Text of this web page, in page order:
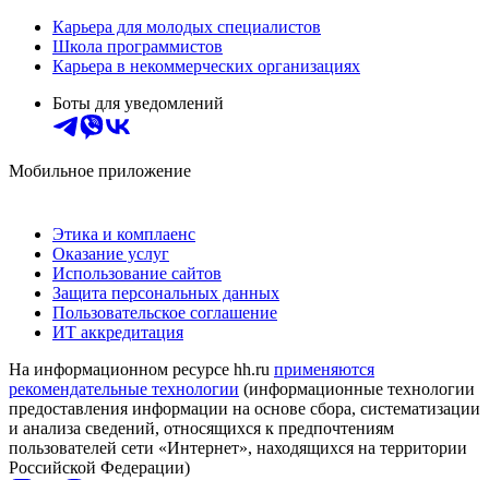
Карьера для молодых специалистов
Школа программистов
Карьера в некоммерческих организациях
Боты для уведомлений
Мобильное приложение
Этика и комплаенс
Оказание услуг
Использование сайтов
Защита персональных данных
Пользовательское соглашение
ИТ аккредитация
На информационном ресурсе hh.ru применяются
рекомендательные технологии (информационные технологии
предоставления информации на основе сбора, систематизации
и анализа сведений, относящихся к предпочтениям
пользователей сети «Интернет», находящихся на территории
Российской Федерации)